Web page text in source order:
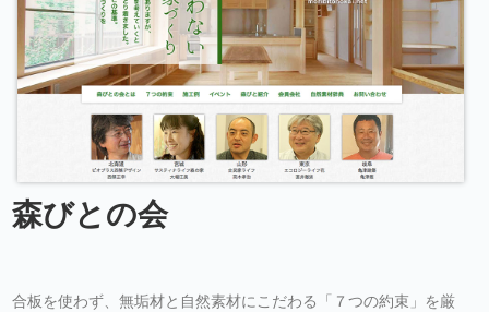
森びとの会
合板を使わず、無垢材と自然素材にこだわる「７つの約束」を厳